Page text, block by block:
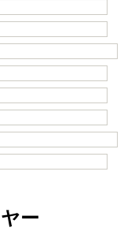
ー